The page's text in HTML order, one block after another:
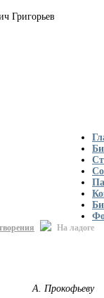
На ладоге
А. Прокофьеву